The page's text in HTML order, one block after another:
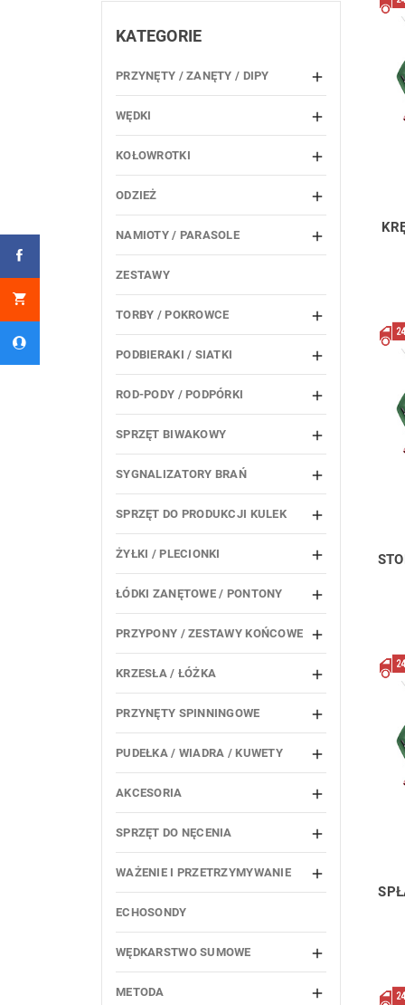
KATEGORIE
PRZYNĘTY / ZANĘTY / DIPY 
WĘDKI 
KOŁOWROTKI 
ODZIEŻ 
NAMIOTY / PARASOLE 
ZESTAWY
TORBY / POKROWCE 
PODBIERAKI / SIATKI 
ROD-PODY / PODPÓRKI 
SPRZĘT BIWAKOWY 
SYGNALIZATORY BRAŃ 
SPRZĘT DO PRODUKCJI KULEK 
ŻYŁKI / PLECIONKI 
ŁÓDKI ZANĘTOWE / PONTONY 
PRZYPONY / ZESTAWY KOŃCOWE 
KRZESŁA / ŁÓŻKA 
PRZYNĘTY SPINNINGOWE 
PUDEŁKA / WIADRA / KUWETY 
AKCESORIA 
SPRZĘT DO NĘCENIA 
WAŻENIE I PRZETRZYMYWANIE 
ECHOSONDY
WĘDKARSTWO SUMOWE 
METODA 